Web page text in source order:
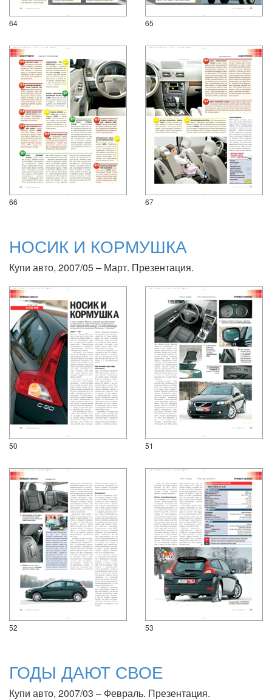
64 65
66 67
НОСИК И КОРМУШКА
Купи авто, 2007/05 – Март. Презентация.
50 51
52 53
ГОДЫ ДАЮТ СВОЕ
Купи авто, 2007/03 – Февраль. Презентация.